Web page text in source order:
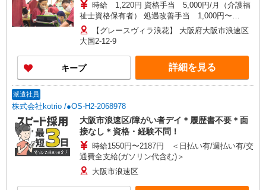
時給 1,220円 資格手当 5,000円/月（介護福
祉士資格保有者） 処遇改善手当 1,000円〜
11,000円/月 ※処遇改善手当の金額は一例です。業
績により変動します。 交通費支給 上限25,000円/
月 時間外手当 休日勤務手当 年末年始手当 昇給あ
り 年1回（規定あり） 試用期間3か月（条件同
じ）
【グレースヴィラ浪花】 大阪府大阪市浪速区
大国2-12-9
キープ 詳細を見る
派遣社員
株式会社kotrio /●OS-H2-2068978
大阪市浪速区/障がい者デイ＊履歴書不要＊面
接なし＊資格・経験不問！
時給1550円〜2187円 ＜日払い有/週払い有/交
通費全支給(ガソリン代含む)＞
大阪市浪速区